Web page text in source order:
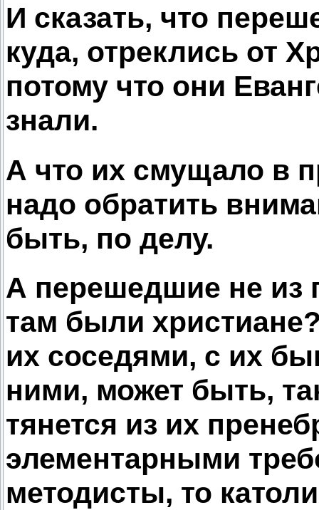
И сказать, что
куда, отреклись от
потому что они
знали.
А что их смущало в
надо обратить
быть, по делу.
А перешедшие не из
там были
их соседями, с их
ними, может быть,
тянется из их
элементарными
методисты, то